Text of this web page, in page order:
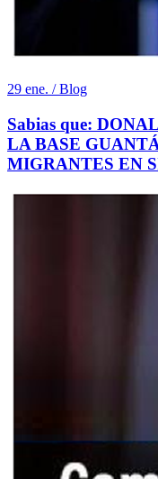
29 ene. / Blog
Sabias que:
LA BASE
MIGRANTES EN